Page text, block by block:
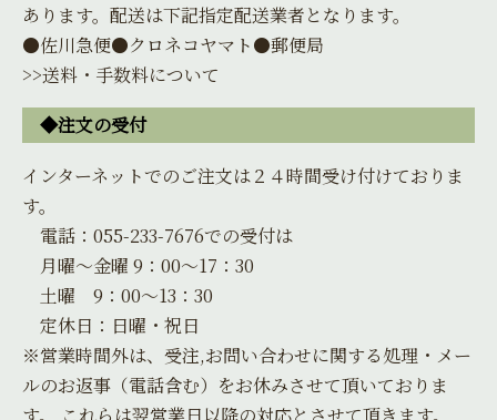
あります。配送は下記指定配送業者となります。
●佐川急便●クロネコヤマト●郵便局
>>送料・手数料について
◆注文の受付
インターネットでのご注文は２４時間受け付けておりま
す。
電話：055-233-7676での受付は
月曜～金曜 9：00～17：30
土曜 9：00～13：30
定休日：日曜・祝日
※営業時間外は、受注,お問い合わせに関する処理・メー
ルのお返事（電話含む）をお休みさせて頂いておりま